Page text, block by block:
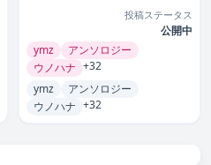
投稿ステータス
公開中
ymz
アンソロジー
ウノハナ +32
ymz
アンソロジー
ウノハナ +32